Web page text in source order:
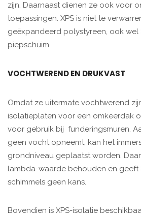
zijn. Daarnaast dienen ze ook voor
toepassingen. XPS is niet te
geëxpandeerd polystyreen, ook wel
piepschuim.
VOCHTWEREND EN DRUKVAST
Omdat ze uitermate vochtwerend
isolatieplaten voor een omkeerdak
voor gebruik bij funderingsmuren.
geen vocht opneemt, kan het
grondniveau geplaatst worden.
lambda-waarde behouden en geeft
schimmels geen kans.
Bovendien is XPS-isolatie